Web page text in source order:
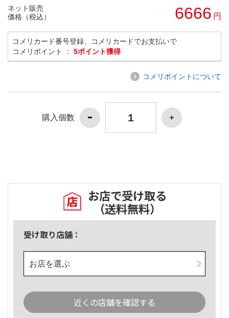
ネット販売
価格（税込）
6666 円
コメリカード番号登録、コメリカードでお支払いで
コメリポイント ： 5ポイント獲得
コメリポイントについて
購入個数
お店で受け取る
（送料無料）
受け取り店舗：
お店を選ぶ
近くの店舗を確認する